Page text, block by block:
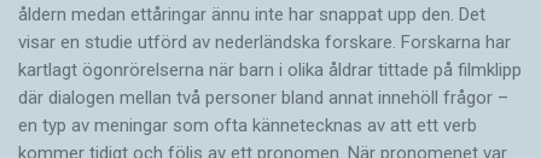
åldern medan ettåringar ännu inte har snappat upp den. Det
visar en studie utförd av nederländska forskare. Forskarna har
kartlagt ögonrörelserna när barn i olika åldrar tittade på filmklipp
där dialogen mellan två personer bland annat innehöll frågor –
en typ av meningar som ofta kännetecknas av att ett verb
kommer tidigt och följs av ett pronomen. När pronomenet var